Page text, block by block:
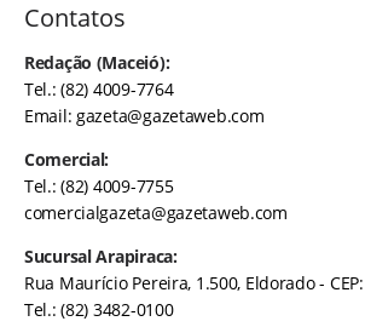
Contatos
Redação (Maceió):
Tel.: (82) 4009-7764
Email:gazeta@gazetaweb.com
Comercial:
Tel.: (82) 4009-7755
comercialgazeta@gazetaweb.com
Sucursal Arapiraca:
Rua Maurício Pereira, 1.500, Eldorado -
Tel.: (82) 3482-0100